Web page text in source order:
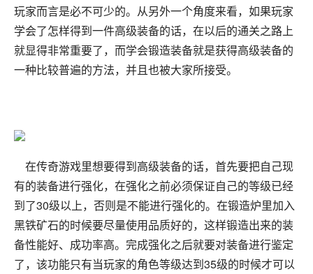
玩家而言是必不可少的。从另外一个角度来看，如果玩家
学会了怎样得到一件高级装备的话，在以后的通关之路上
就显得非常重要了，而学会锻造装备就是获得高级装备的
一种比较普遍的方法，并且也被大家所接受。
在传奇游戏里想要得到高级装备的话，首先要把自己现
有的装备进行强化，在强化之前必须保证自己的等级已经
到了30级以上，否则是不能进行强化的。在锻造炉里加入
黑铁矿石的时候要尽量使用品质好的，这样锻造出来的装
备性能好、成功率高。完成强化之后就要对装备进行鉴定
了，该功能只有当玩家的角色等级达到35级的时候才可以